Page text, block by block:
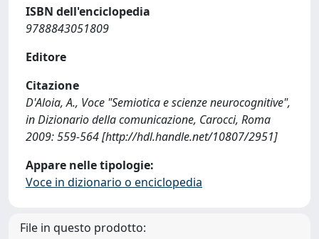
ISBN dell'enciclopedia
9788843051809
Editore
Citazione
D'Aloia, A., Voce "Semiotica e scienze neurocognitive",
in Dizionario della comunicazione, Carocci, Roma
2009: 559-564 [http://hdl.handle.net/10807/2951]
Appare nelle tipologie:
Voce in dizionario o enciclopedia
File in questo prodotto: